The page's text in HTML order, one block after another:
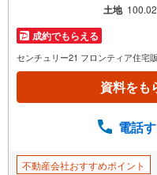
土地
成約でもらえる
センチュリー21 フロンティア住
資料をも
電話
不動産会社おすすめポイント